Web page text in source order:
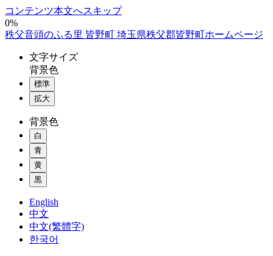
コンテンツ本文へスキップ
0%
秩父音頭のふる里 皆野町 埼玉県秩父郡皆野町ホームページ
文字サイズ
背景色
標準
拡大
背景色
白
青
黄
黒
English
中文
中文(繁體字)
한국어